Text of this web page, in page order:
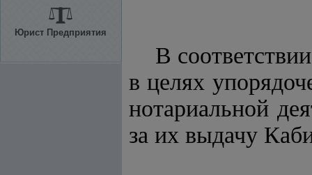
Юрист Предприятия
В
в целях
нотариальной
за их выдачу